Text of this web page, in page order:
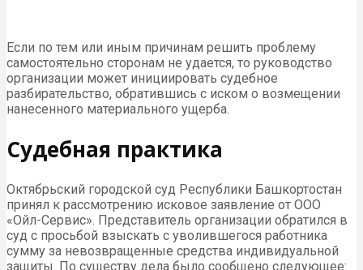
Если по тем или иным причинам решить проблему
самостоятельно сторонам не удается, то руководство
организации может инициировать судебное
разбирательство, обратившись с иском о возмещении
нанесенного материального ущерба.
Судебная практика
Октябрьский городской суд Республики Башкортостан
принял к рассмотрению исковое заявление от ООО
«Ойл-Сервис». Представитель организации обратился в
суд с просьбой взыскать с уволившегося работника
сумму за невозвращенные средства индивидуальной
защиты. По существу дела было сообщено следующее: